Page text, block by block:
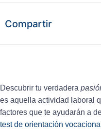
Compartir
Descubrir tu verdadera
es aquella actividad laboral
factores que te ayudarán a
test de orientación vocacional